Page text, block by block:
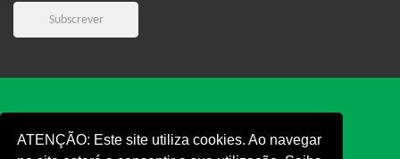
ATENÇÃO: Este site utiliza cookies. Ao navegar
Subscrever